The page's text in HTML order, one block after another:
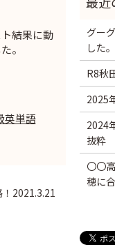
結果に動
。
英単語
2021.3.21
グー
した
R8秋
2025
2024
抜粋
〇〇
穂に